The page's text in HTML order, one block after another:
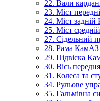
22. Вали
23. Міст
24. Міст
25. Міст
27. Сідельний
28. Рама КамАЗ
29. Підвіска
30. Вісь
31. Колеса та
34. Рульове
35. Гальмівна